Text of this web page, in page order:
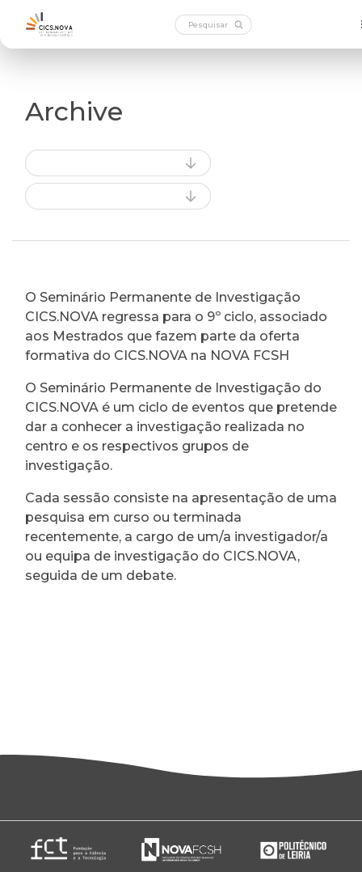
Archive
O Seminário Permanente de Investigação
CICS.NOVA regressa para o 9º ciclo, associado
aos Mestrados que fazem parte da oferta
formativa do CICS.NOVA na NOVA FCSH
O Seminário Permanente de Investigação do
CICS.NOVA é um ciclo de eventos que pretende
dar a conhecer a investigação realizada no
centro e os respectivos grupos de
investigação.
Cada sessão consiste na apresentação de uma
pesquisa em curso ou terminada
recentemente, a cargo de um/a investigador/a
ou equipa de investigação do CICS.NOVA,
seguida de um debate.